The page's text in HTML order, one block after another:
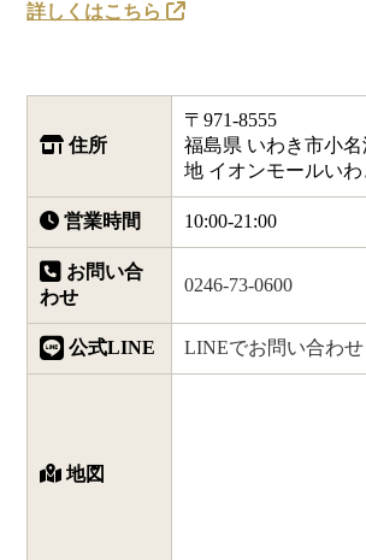
詳しくはこちら
住所
〒971-8555
福島県 いわき市小
地 イオンモールい
営業時間 10:00-21:00
お問い合
わせ
0246-73-0600
公式LINE LINEでお問い合わせ
地図